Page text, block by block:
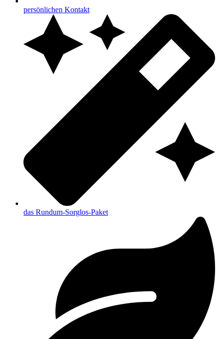
persönlichen Kontakt
das Rundum-Sorglos-Paket